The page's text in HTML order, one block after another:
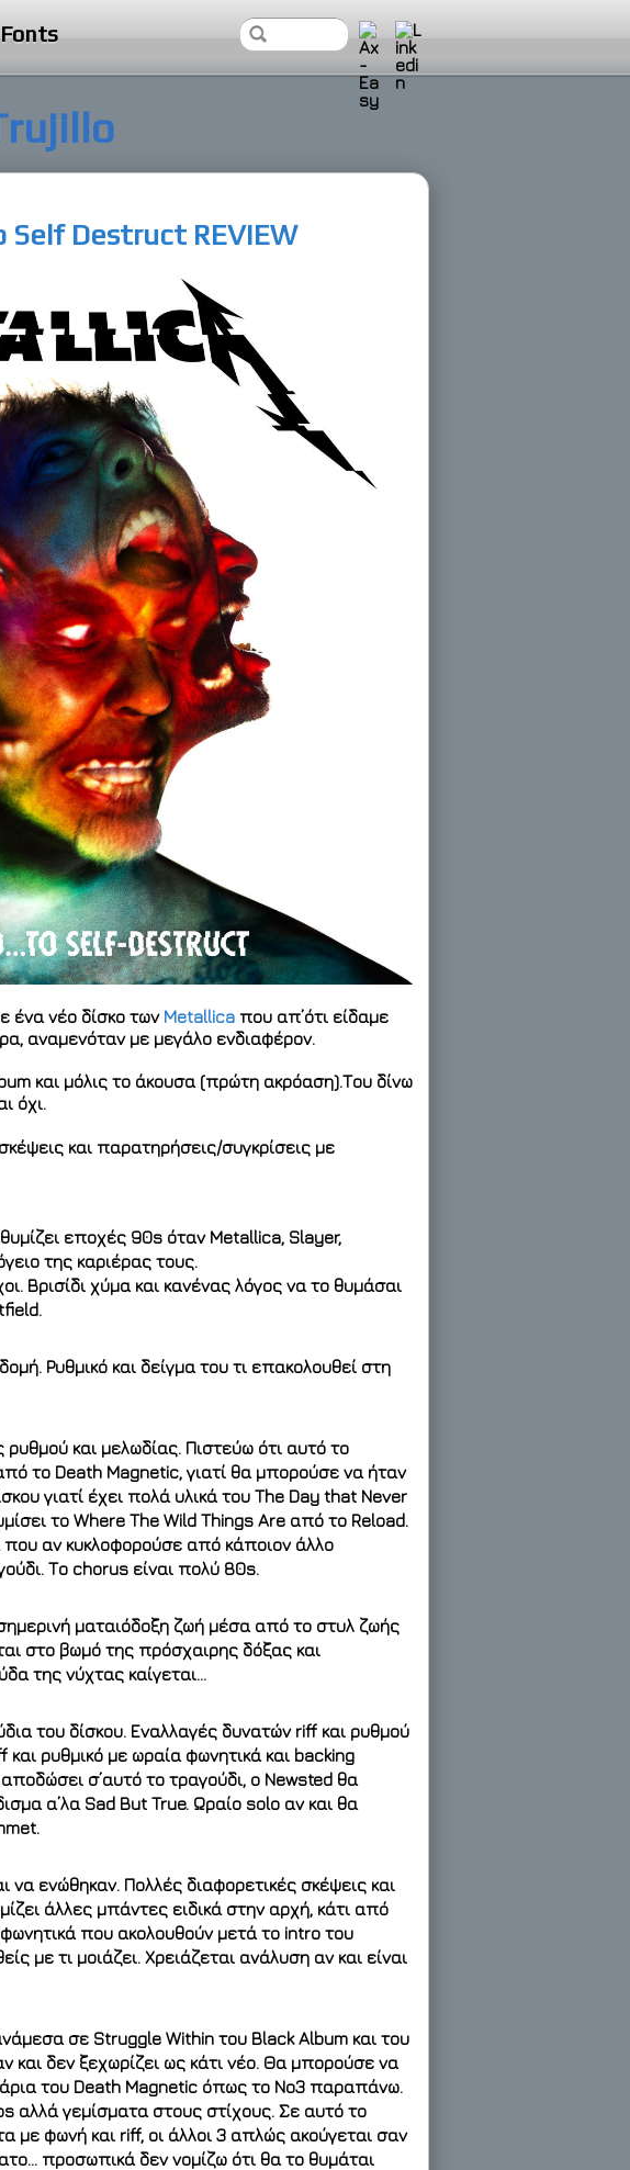
Fonts
Destruct REVIEW
ένα νέο δίσκο των Metallica που απ’ότι είδαμε
αναμενόταν με μεγάλο ενδιαφέρον.
και μόλις το άκουσα (πρώτη ακρόαση).Του δίνω
όχι.
και παρατηρήσεις/συγκρίσεις με
εποχές 90s όταν Metallica, Slayer,
της καριέρας τους.
Βρισίδι χύμα και κανένας λόγος να το θυμάσαι
Ρυθμικό και δείγμα του τι επακολουθεί στη
και μελωδίας. Πιστεύω ότι αυτό το
το Death Magnetic, γιατί θα μπορούσε να ήταν
γιατί έχει πολά υλικά του The Day that Never
το Where The Wild Things Are από το Reload.
που αν κυκλοφορούσε από κάποιον άλλο
Το chorus είναι πολύ 80s.
ματαιόδοξη ζωή μέσα από το στυλ ζωής
στο βωμό της πρόσχαιρης δόξας και
της νύχτας καίγεται…
του δίσκου. Εναλλαγές δυνατών riff και ρυθμού
ρυθμικό με ωραία φωνητικά και backing
σ’αυτό το τραγούδι, ο Newsted θα
α’λα Sad But True. Ωραίο solo αν και θα
να ενώθηκαν. Πολλές διαφορετικές σκέψεις και
άλλες μπάντες ειδικά στην αρχή, κάτι από
που ακολουθούν μετά το intro του
με τι μοιάζει. Χρειάζεται ανάλυση αν και είναι
σε Struggle Within του Black Album και του
και δεν ξεχωρίζει ως κάτι νέο. Θα μπορούσε να
του Death Magnetic όπως το Νο3 παραπάνω.
αλλά γεμίσματα στους στίχους. Σε αυτό το
με φωνή και riff, οι άλλοι 3 απλώς ακούγεται σαν
προσωπικά δεν νομίζω ότι θα το θυμάται